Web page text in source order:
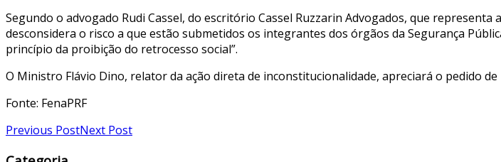
Segundo o advogado Rudi Cassel, do escritório Cassel Ruzzarin Advogados, que
desconsidera o risco a que estão submetidos os integrantes dos órgãos da Segurança
princípio da proibição do retrocesso social”.
O Ministro Flávio Dino, relator da ação direta de inconstitucionalidade, apreciará o pedido de
Fonte: FenaPRF
Previous PostNext Post